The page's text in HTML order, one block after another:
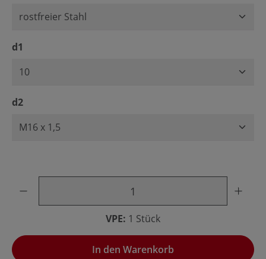
d1
d2auswählen
VPE: 1 Stück
In den Warenkorb